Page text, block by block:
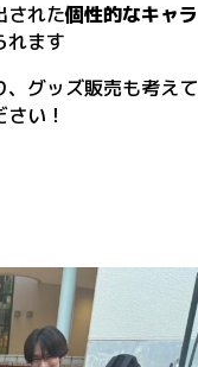
された個性的なキャラ
れます
グッズ販売も考えて
い！